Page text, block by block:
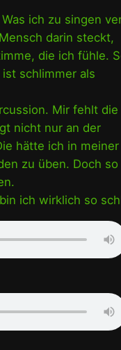
ich zu singen
darin steckt,
die ich fühle.
schlimmer als
Mir fehlt die
nicht nur an der
hätte ich in meiner
zu üben. Doch
ich wirklich so